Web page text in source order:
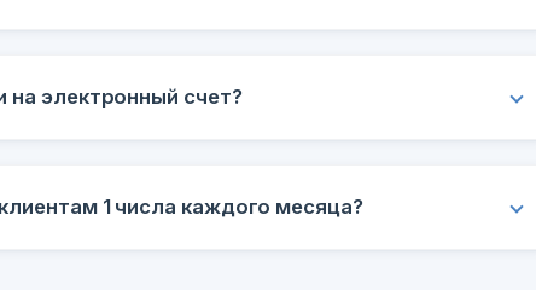
на электронный счет?
1 числа каждого месяца?